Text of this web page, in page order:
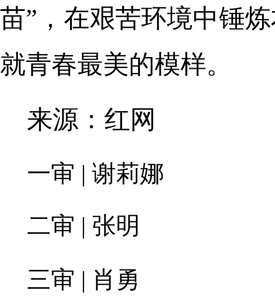
苗”，在艰苦环境中锤
就青春最美的模样。
来源：红网
一审 | 谢莉娜
二审 | 张明
三审 | 肖勇